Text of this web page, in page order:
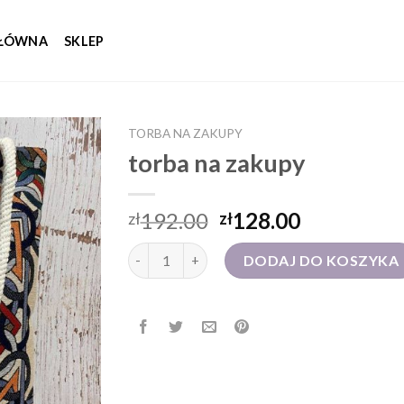
SKLEP
TORBA NA ZAKUPY
torba na zakupy
zł192.00 zł128.00
ilość torba na zakupyDODAJ DO KOSZYKA